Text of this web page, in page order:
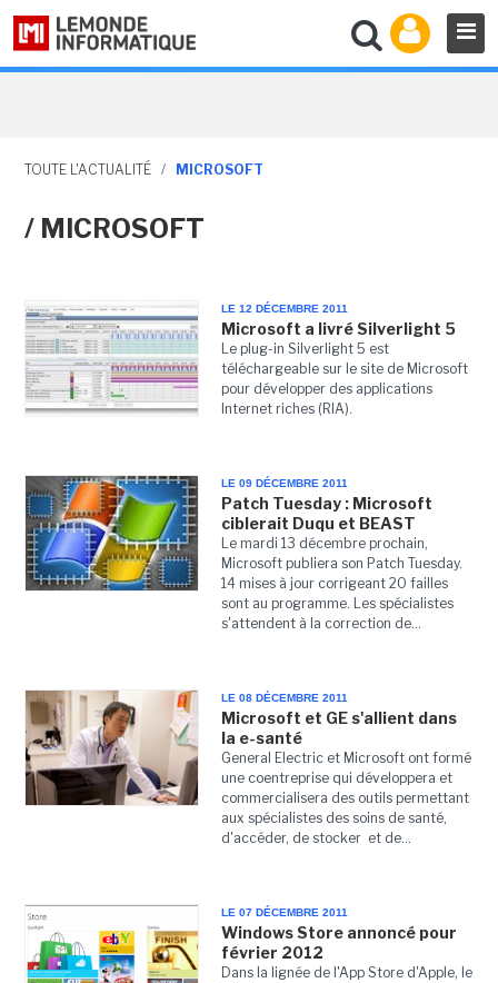
TOUTE L'ACTUALITÉ / MICROSOFT
/ MICROSOFT
LE 12 DÉCEMBRE 2011
Microsoft a livré Silverlight 5
Le plug-in Silverlight 5 est
téléchargeable sur le site de Microsoft
pour développer des applications
Internet riches (RIA).
LE 09 DÉCEMBRE 2011
Patch Tuesday : Microsoft
ciblerait Duqu et BEAST
Le mardi 13 décembre prochain,
Microsoft publiera son Patch Tuesday.
14 mises à jour corrigeant 20 failles
sont au programme. Les spécialistes
s'attendent à la correction de...
LE 08 DÉCEMBRE 2011
Microsoft et GE s'allient dans
la e-santé
General Electric et Microsoft ont formé
une coentreprise qui développera et
commercialisera des outils permettant
aux spécialistes des soins de santé,
d'accéder, de stocker et de...
LE 07 DÉCEMBRE 2011
Windows Store annoncé pour
février 2012
Dans la lignée de l'App Store d'Apple, le